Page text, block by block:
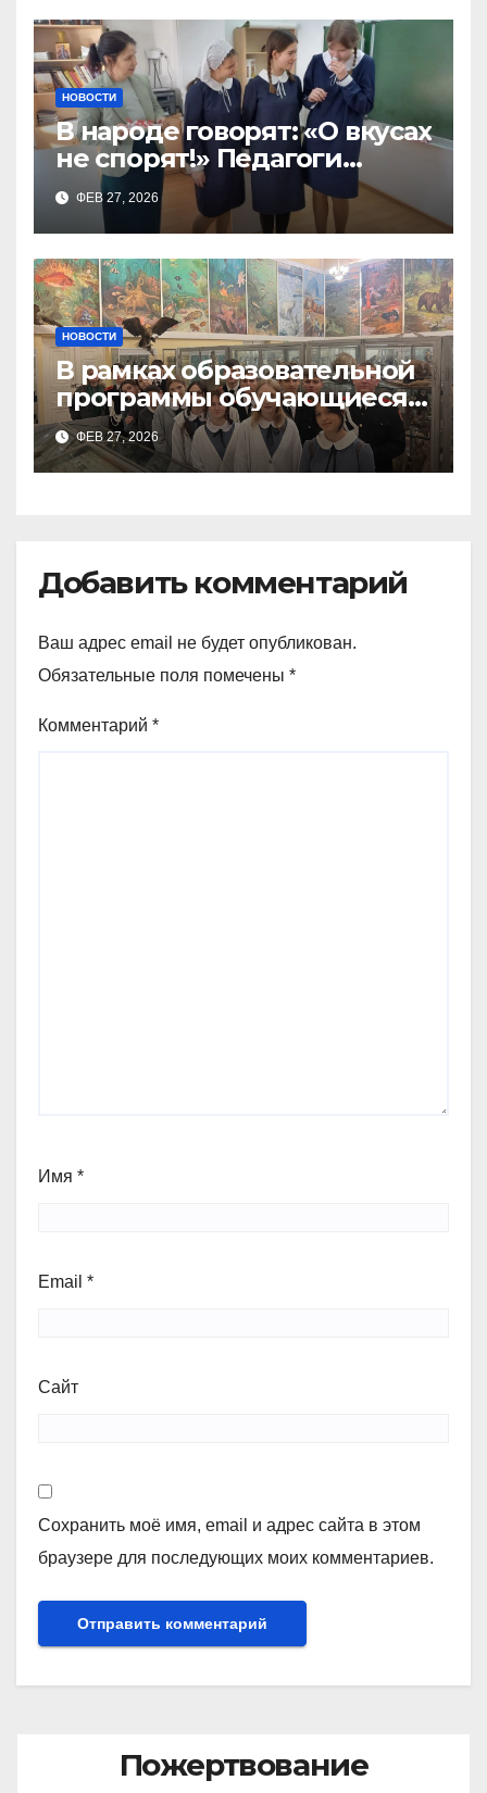
НОВОСТИ
В народе говорят: «О вкусах
не спорят!» Педагоги
поварского отделения
Тимченко О.О.
ФЕВ 27, 2026
НОВОСТИ
В рамках образовательной
программы обучающиеся
9а,8,9б классов посетили
зоологический музей и
ФЕВ 27, 2026
Добавить комментарий
Ваш адрес email не будет опубликован.
Обязательные поля помечены *
Комментарий *
Имя *
Email *
Сайт
Сохранить моё имя, email и адрес сайта в этом
браузере для последующих моих комментариев.
Пожертвование